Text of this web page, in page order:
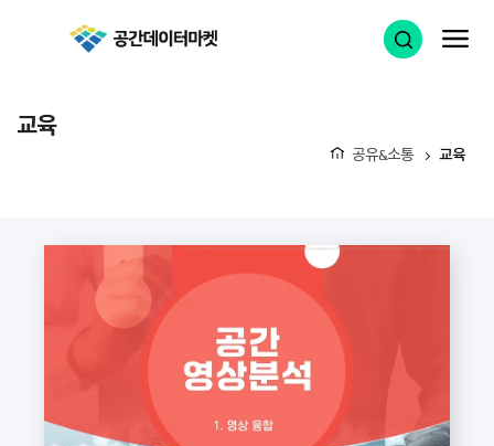
검색 열기
교육
홈공유&소통 교육